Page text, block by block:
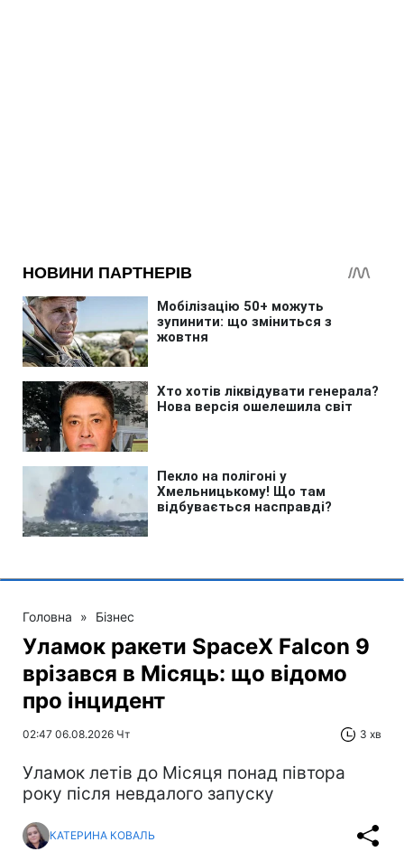
Головна » Бізнес
Уламок ракети SpaceX Falcon 9
врізався в Місяць: що відомо
про інцидент
02:47 06.08.2026 Чт 3 хв
Уламок летів до Місяця понад півтора
року після невдалого запуску
КАТЕРИНА КОВАЛЬ